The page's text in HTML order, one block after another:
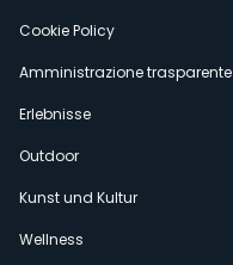
Cookie Policy
Amministrazione trasparente
Erlebnisse
Outdoor
Kunst und Kultur
Wellness